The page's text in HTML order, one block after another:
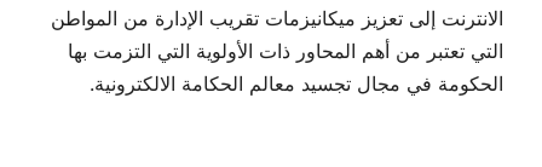
الانترنت إلى تعزيز ميكانيزمات تقريب الإدارة من المواطن
التي تعتبر من أهم المحاور ذات الأولوية التي التزمت بها
الحكومة في مجال تجسيد معالم الحكامة الالكترونية.